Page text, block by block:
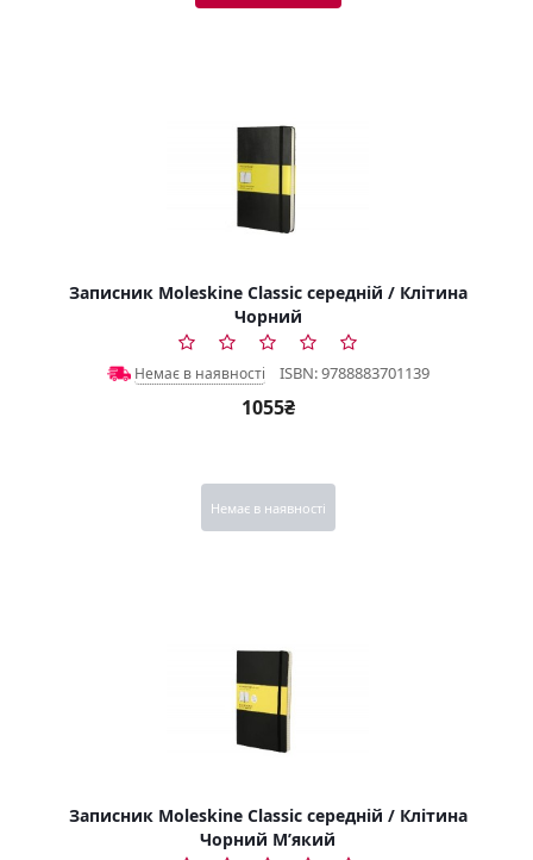
Записник Moleskine Classic середній / Клітина
Чорний
Немає в наявності ISBN: 9788883701139
1055₴
Немає в наявності
Записник Moleskine Classic середній / Клітина
Чорний М’який